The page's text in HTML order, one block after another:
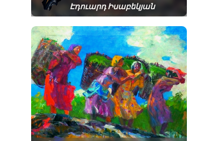
Էդուարդ Իսաբեկյան